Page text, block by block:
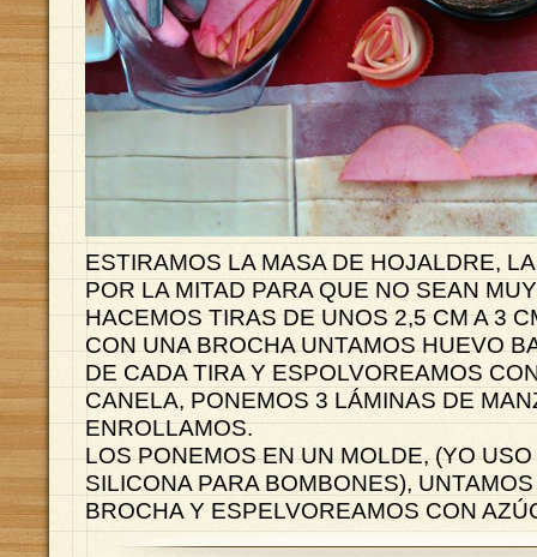
ESTIRAMOS LA MASA DE HOJALDRE,
POR LA MITAD PARA QUE NO SEAN
HACEMOS TIRAS DE UNOS 2,5 CM A 3
CON UNA BROCHA UNTAMOS HUEVO
DE CADA TIRA Y ESPOLVOREAMOS
CANELA, PONEMOS 3 LÁMINAS DE
ENROLLAMOS.
LOS PONEMOS EN UN MOLDE, (YO
SILICONA PARA BOMBONES),
BROCHA Y ESPELVOREAMOS CON